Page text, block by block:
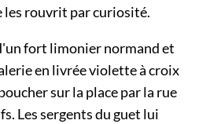
les rouvrit par curiosité.
fort limonier normand et
en livrée violette à croix
sur la place par la rue
Les sergents du guet lui